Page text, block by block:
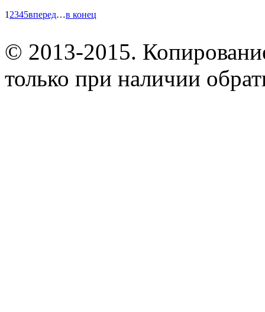
1 2345вперед…в конец
© 2013-2015.
только при наличии